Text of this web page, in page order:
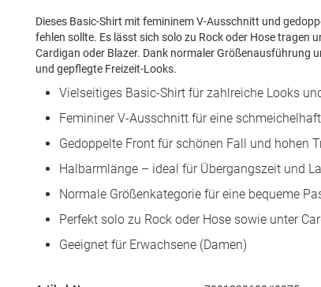
Dieses Basic-Shirt mit femininem V-Ausschnitt und
fehlen sollte. Es lässt sich solo zu Rock oder Hose
Cardigan oder Blazer. Dank normaler Größenausführung
und gepflegte Freizeit-Looks.
Vielseitiges Basic-Shirt für zahlreiche Looks
Femininer V-Ausschnitt für eine
Gedoppelte Front für schönen Fall und hohen
Halbarmlänge – ideal für Übergangszeit und
Normale Größenkategorie für eine bequeme
Perfekt solo zu Rock oder Hose sowie unter
Geeignet für Erwachsene (Damen)